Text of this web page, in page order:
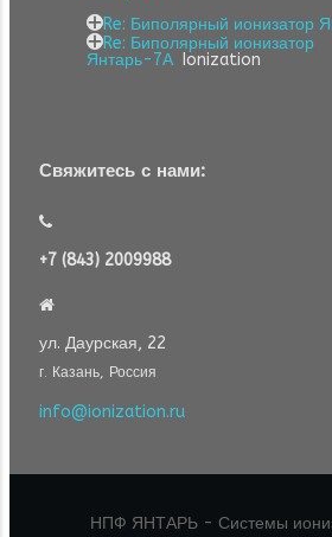
Re: Биполярный ионизатор
Re: Биполярный ионизатор
Янтарь-7А Ionization
Свяжитесь с нами:
+7 (843) 2009988
ул. Даурская, 22
г. Казань, Россия
info@ionization.ru
НПФ ЯНТАРЬ - Системы